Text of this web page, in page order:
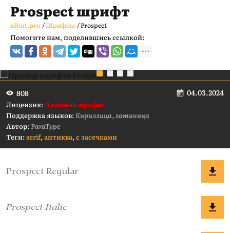
Prospect шрифт
xFont.pro /Шрифты /Prospect
Помогите нам, поделившись ссылкой:
808 04.03.2024
Лицензия:Платный шрифт
Поддержка языков:Кириллица, латиница
Автор:ParaType
Теги:serif,антиква,с засечками